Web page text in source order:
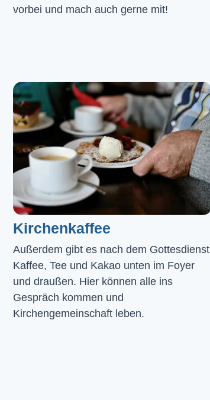
vorbei und mach auch gerne mit!
Kirchenkaffee
Außerdem gibt es nach dem Gottesdienst
Kaffee, Tee und Kakao unten im Foyer
und draußen. Hier können alle ins
Gespräch kommen und
Kirchengemeinschaft leben.